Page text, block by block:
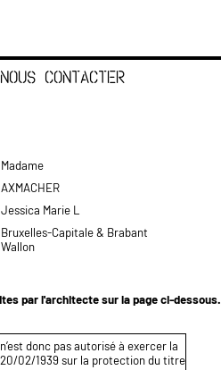
NOUS CONTACTER
Madame
AXMACHER
Jessica Marie L
Bruxelles-Capitale & Brabant
Wallon
par l'architecte sur la page ci-dessous.
donc pas autorisé à exercer la
20/02/1939 sur la protection du titre